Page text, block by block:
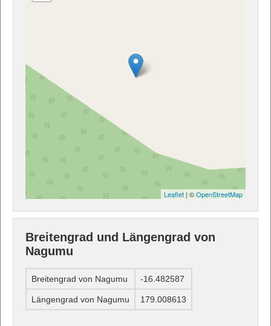
Leaflet | ©OpenStreetMap
Breitengrad und Längengrad von
Nagumu
Breitengrad von Nagumu -16.482587
Längengrad von Nagumu 179.008613